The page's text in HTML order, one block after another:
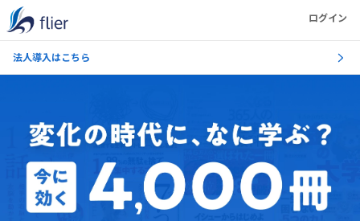
ログイン
法人導入はこちら